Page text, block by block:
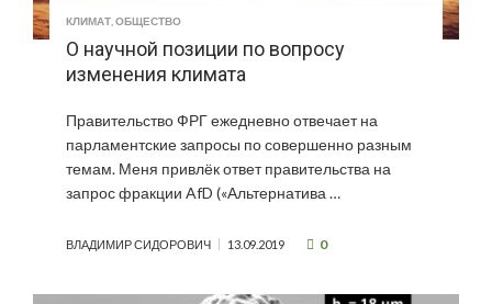
КЛИМАТ ОБЩЕСТВО
О научной позиции по вопросу
изменения климата
Правительство ФРГ ежедневно отвечает на
парламентские запросы по совершенно разным
темам. Меня привлёк ответ правительства на
запрос фракции AfD («Альтернатива …
ВЛАДИМИР СИДОРОВИЧ 13.09.2019 0